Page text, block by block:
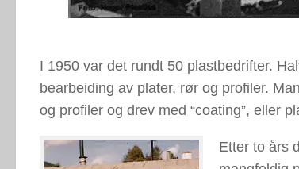
I 1950 var det rundt 50 plastbedrifter.
bearbeiding av plater, rør og profiler.
og profiler og drev med “coating”, eller
Etter to års